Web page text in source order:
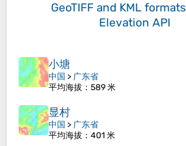
GeoTIFF and KML formats
Elevation API
小塘
中国 > 广东省
平均海拔 ：589 米
显村
中国 > 广东省
平均海拔 ：401 米